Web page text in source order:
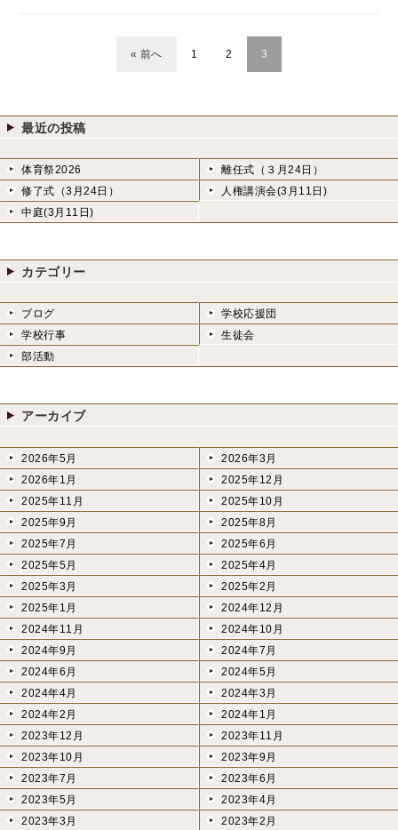
« 前へ 1 2 3
最近の投稿
体育祭2026
離任式（３月24日）
修了式（3月24日）
人権講演会(3月11日)
中庭(3月11日)
カテゴリー
ブログ
学校応援団
学校行事
生徒会
部活動
アーカイブ
2026年5月
2026年3月
2026年1月
2025年12月
2025年11月
2025年10月
2025年9月
2025年8月
2025年7月
2025年6月
2025年5月
2025年4月
2025年3月
2025年2月
2025年1月
2024年12月
2024年11月
2024年10月
2024年9月
2024年7月
2024年6月
2024年5月
2024年4月
2024年3月
2024年2月
2024年1月
2023年12月
2023年11月
2023年10月
2023年9月
2023年7月
2023年6月
2023年5月
2023年4月
2023年3月
2023年2月